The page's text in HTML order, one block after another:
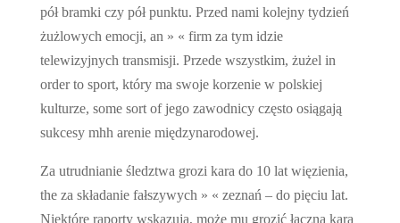
pół bramki czy pół punktu. Przed nami kolejny tydzień
żużlowych emocji, an » « firm za tym idzie
telewizyjnych transmisji. Przede wszystkim, żużel in
order to sport, który ma swoje korzenie w polskiej
kulturze, some sort of jego zawodnicy często osiągają
sukcesy mhh arenie międzynarodowej.
Za utrudnianie śledztwa grozi kara do 10 lat więzienia,
the za składanie fałszywych » « zeznań – do pięciu lat.
Niektóre raporty wskazują, może mu grozić łączna kara